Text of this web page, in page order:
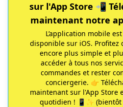
sur l'App Store 📲
maintenant notre
L’application mobile
disponible sur iOS. Profitez
encore plus simple et
accéder à tous nos
commandes et rester
conciergerie. 👉
maintenant sur l'App Store
quotidien ! 📱✨